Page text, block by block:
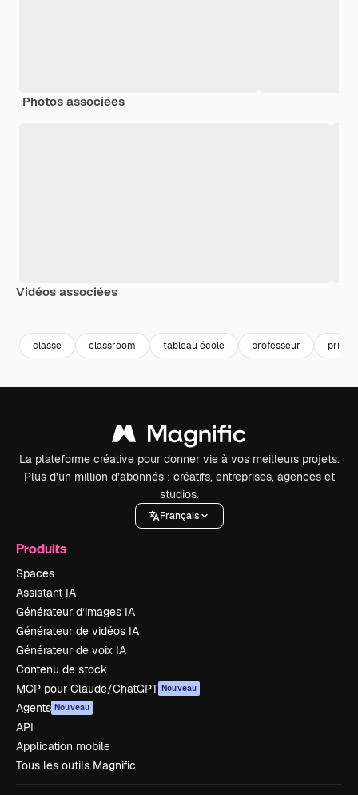
Photos associées
Vidéos associées
classe classroom tableau école professeur
La plateforme créative pour donner vie à vos meilleurs projets.
Plus d’un million d’abonnés : créatifs, entreprises, agences et
studios.
Français
Produits
Spaces
Assistant IA
Générateur d’images IA
Générateur de vidéos IA
Générateur de voix IA
Contenu de stock
MCP pour Claude/ChatGPT Nouveau
Agents Nouveau
API
Application mobile
Tous les outils Magnific